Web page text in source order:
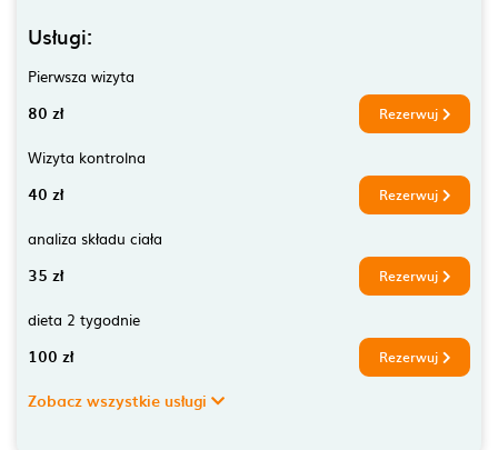
Usługi:
Pierwsza wizyta
80 zł Rezerwuj
Wizyta kontrolna
40 zł Rezerwuj
analiza składu ciała
35 zł Rezerwuj
dieta 2 tygodnie
100 zł Rezerwuj
Zobacz wszystkie usługi